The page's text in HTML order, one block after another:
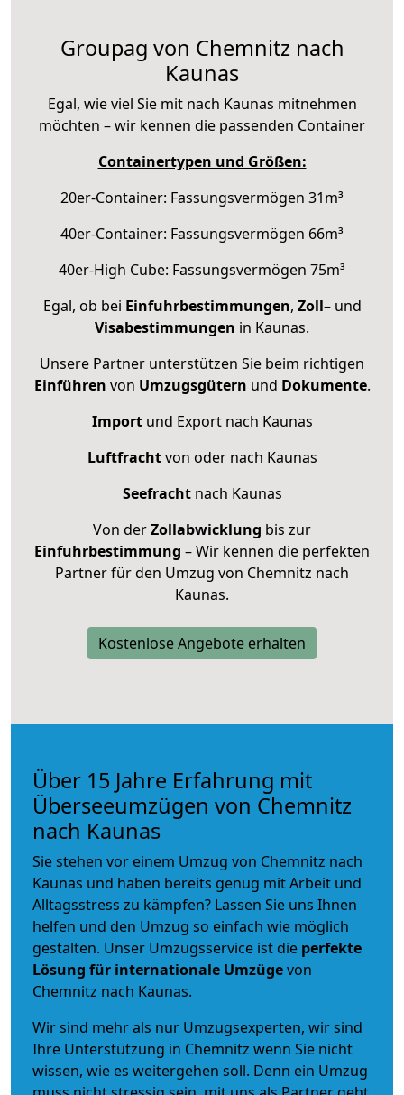
Groupag von Chemnitz nach
Kaunas
Egal, wie viel Sie mit nach Kaunas mitnehmen
möchten – wir kennen die passenden Container
Containertypen und Größen:
20er-Container: Fassungsvermögen 31m³
40er-Container: Fassungsvermögen 66m³
40er-High Cube: Fassungsvermögen 75m³
Egal, ob bei Einfuhrbestimmungen, Zoll– und
Visabestimmungen in Kaunas.
Unsere Partner unterstützen Sie beim richtigen
Einführen von Umzugsgütern und Dokumente.
Importund Export nach Kaunas
Luftfrachtvon oder nach Kaunas
Seefrachtnach Kaunas
Von derZollabwicklung bis zur
Einfuhrbestimmung – Wir kennen die perfekten
Partner für den Umzug von Chemnitz nach
Kaunas.
Kostenlose Angebote erhalten
Über 15 Jahre Erfahrung mit
Überseeumzügen von Chemnitz
nach Kaunas
Sie stehen vor einem Umzug von Chemnitz nach
Kaunas und haben bereits genug mit Arbeit und
Alltagsstress zu kämpfen? Lassen Sie uns Ihnen
helfen und den Umzug so einfach wie möglich
gestalten. Unser Umzugsservice ist die perfekte
Lösung für internationale Umzügevon
Chemnitz nach Kaunas.
Wir sind mehr als nur Umzugsexperten, wir sind
Ihre Unterstützung in Chemnitz wenn Sie nicht
wissen, wie es weitergehen soll. Denn ein Umzug